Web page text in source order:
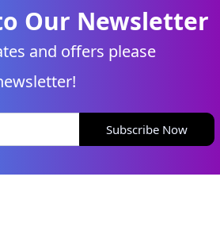
Our Newsletter
and offers please
Subscribe Now